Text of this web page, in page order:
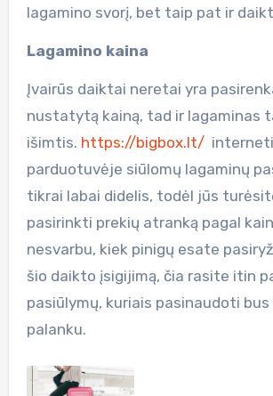
lagamino svorį, bet taip pat ir
Lagamino kaina
Įvairūs daiktai neretai yra
nustatytą kainą, tad ir lagaminas
išimtis. https://bigbox.lt/
parduotuvėje siūlomų lagaminų
tikrai labai didelis, todėl jūs
pasirinkti prekių atranką pagal
nesvarbu, kiek pinigų esate
šio daikto įsigijimą, čia rasite itin
pasiūlymų, kuriais pasinaudoti
palanku.